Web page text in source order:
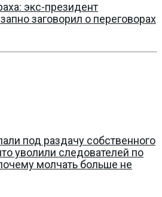
экс-президент
заговорил о переговорах
под раздачу собственного
уволили следователей по
молчать больше не